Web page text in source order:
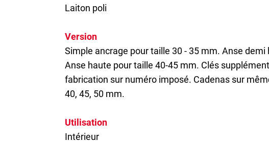
Laiton poli
Version
Simple ancrage pour taille 30 - 35 mm. Anse
Anse haute pour taille 40-45 mm. Clés
fabrication sur numéro imposé. Cadenas sur
40, 45, 50 mm.
Utilisation
Intérieur